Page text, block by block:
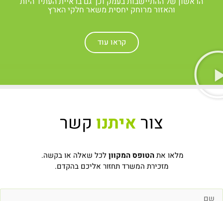
והאזור מרוחק יחסית משאר חלקי הארץ
קראו עוד
צור איתנו קשר
מלאו אתהטופס המקווןלכל שאלה או בקשה.
מזכירת המשרד תחזור אליכם בהקדם.